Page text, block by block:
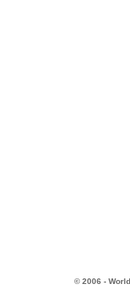
© 2006 -